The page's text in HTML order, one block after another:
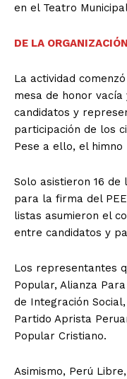
en el Teatro
DE LA ORGANIZACIÓN
La actividad
mesa de honor
candidatos y
participación de los
Pese a ello, el himno
Solo asistieron 16 de
para la firma del
listas asumieron el
entre candidatos y
Los representantes
Popular, Alianza
de Integración
Partido Aprista
Popular Cristiano.
Asimismo, Perú